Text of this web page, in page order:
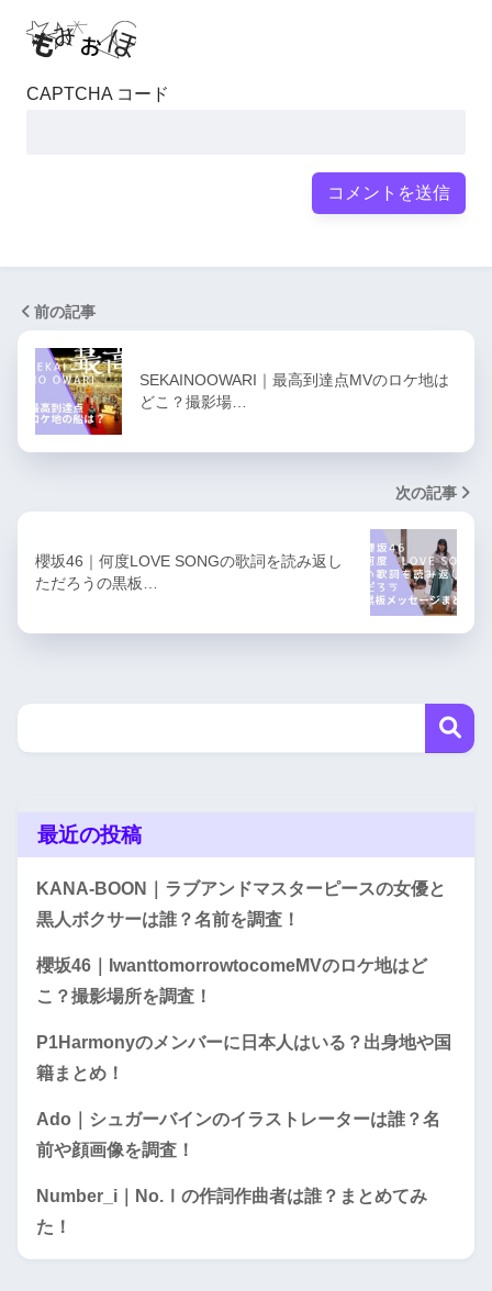
CAPTCHA コード
前の記事
SEKAINOOWARI｜最高到達点MVのロケ地は
どこ？撮影場…
次の記事
櫻坂46｜何度LOVE SONGの歌詞を読み返し
ただろうの黒板…
最近の投稿
KANA-BOON｜ラブアンドマスターピースの女優と
黒人ボクサーは誰？名前を調査！
櫻坂46｜IwanttomorrowtocomeMVのロケ地はど
こ？撮影場所を調査！
P1Harmonyのメンバーに日本人はいる？出身地や国
籍まとめ！
Ado｜シュガーバインのイラストレーターは誰？名
前や顔画像を調査！
Number_i｜No.Ⅰの作詞作曲者は誰？まとめてみ
た！